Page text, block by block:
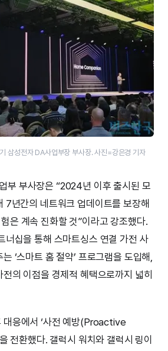
삼성전자 DA사업부장 부사장. 사진=강은경 기자
부 부사장은 “2024년 이후 출시된 모
7년간의 네트워크 업데이트를 보장해
은 계속 진화할 것”이라고 강조했다.
너십을 통해 스마트싱스 연결 가전 사
‘스마트 홈 절약’ 프로그램을 도입해,
의 이점을 경제적 혜택으로까지 넓히
대응에서 ‘사전 예방(Proactive
전환했다. 갤럭시 워치와 갤럭시 링이